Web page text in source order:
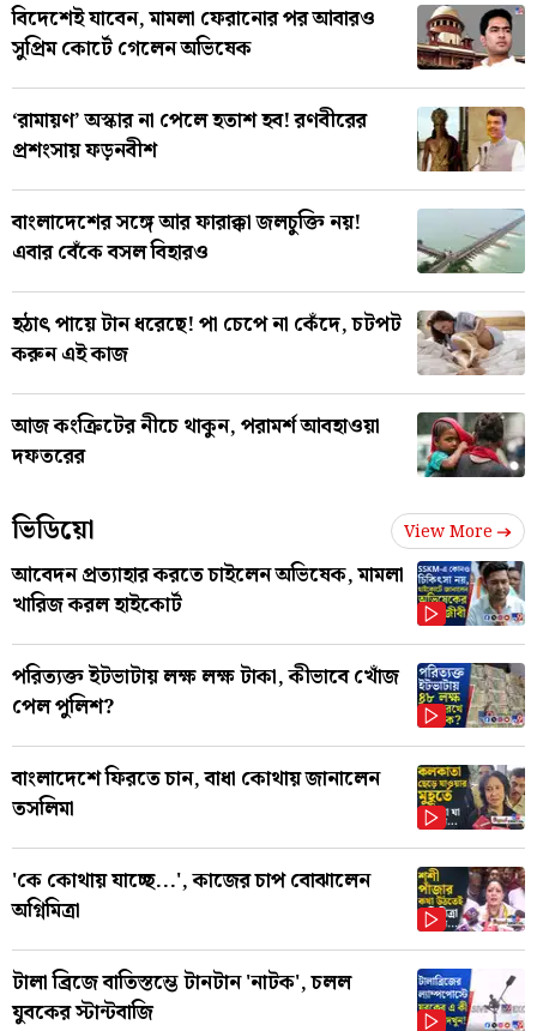
বিদেশেই যাবেন, মামলা ফেরানোর পর আবারও
সুপ্রিম কোর্টে গেলেন অভিষেক
‘রামায়ণ’ অস্কার না পেলে হতাশ হব! রণবীরের
প্রশংসায় ফড়নবীশ
বাংলাদেশের সঙ্গে আর ফারাক্কা জলচুক্তি নয়!
এবার বেঁকে বসল বিহারও
হঠাৎ পায়ে টান ধরেছে! পা চেপে না কেঁদে, চটপট
করুন এই কাজ
আজ কংক্রিটের নীচে থাকুন, পরামর্শ আবহাওয়া
দফতরের
ভিডিয়ো View More
আবেদন প্রত্যাহার করতে চাইলেন অভিষেক, মামলা
খারিজ করল হাইকোর্ট
পরিত্যক্ত ইটভাটায় লক্ষ লক্ষ টাকা, কীভাবে খোঁজ
পেল পুলিশ?
বাংলাদেশে ফিরতে চান, বাধা কোথায় জানালেন
তসলিমা
'কে কোথায় যাচ্ছে...', কাজের চাপ বোঝালেন
অগ্নিমিত্রা
টালা ব্রিজে বাতিস্তম্ভে টানটান 'নাটক', চলল
যুবকের স্টান্টবাজি